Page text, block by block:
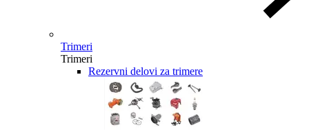
Trimeri
Trimeri
Rezervni delovi za trimere